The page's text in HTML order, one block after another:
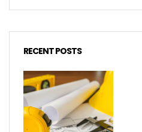
RECENT POSTS